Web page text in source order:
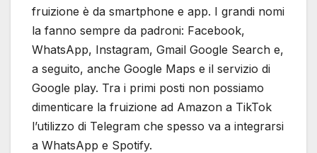
fruizione è da smartphone e app. I grandi nomi
la fanno sempre da padroni: Facebook,
WhatsApp, Instagram, Gmail Google Search e,
a seguito, anche Google Maps e il servizio di
Google play. Tra i primi posti non possiamo
dimenticare la fruizione ad Amazon a TikTok
l’utilizzo di Telegram che spesso va a integrarsi
a WhatsApp e Spotify.